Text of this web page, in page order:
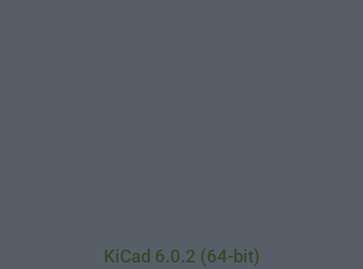
KiCad 6.0.2 (64-bit)